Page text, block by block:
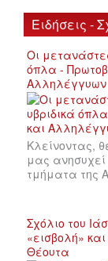
Ειδήσεις -
Οι
όπλα -
Αλληλέγγυων
Κλείνοντας,
μας
τμήματα της
Σχόλιο του
«εισβολή»
Θέουτα